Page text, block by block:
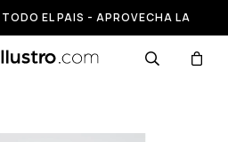
EL PAIS - APROVECHA LA
HASTA 50% OFF